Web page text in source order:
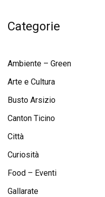
Categorie
Ambiente – Green
Arte e Cultura
Busto Arsizio
Canton Ticino
Città
Curiosità
Food – Eventi
Gallarate